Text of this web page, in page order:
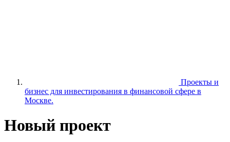
Проекты и
бизнес для инвестирования в финансовой сфере в
Москве.
Новый проект